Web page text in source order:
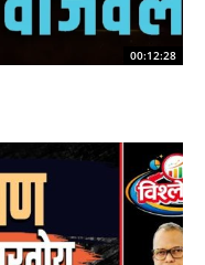
00:12:28